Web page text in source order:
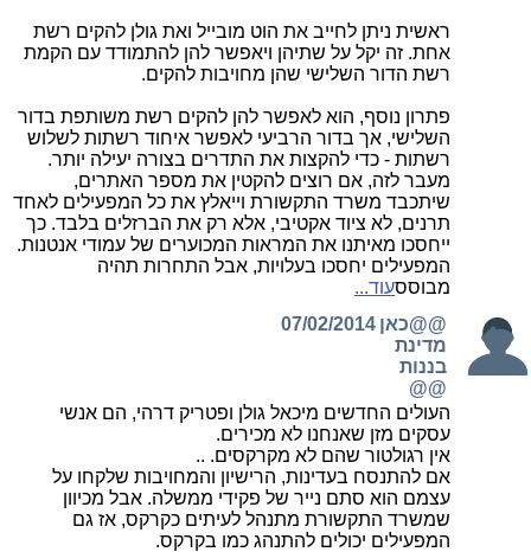
ראשית ניתן לחייב את הוט מובייל ואת גולן להקים רשת
אחת. זה יקל על שתיהן ויאפשר להן להתמודד עם הקמת
רשת הדור השלישי שהן מחויבות להקים.
פתרון נוסף, הוא לאפשר להן להקים רשת משותפת בדור
השלישי, אך בדור הרביעי לאפשר איחוד רשתות לשלוש
רשתות - כדי להקצות את התדרים בצורה יעילה יותר.
מעבר לזה, אם רוצים להקטין את מספר האתרים,
שיתכבד משרד התקשורת וייאלץ את כל המפעילים לאחד
תרנים, לא ציוד אקטיבי, אלא רק את הברזלים בלבד. כך
ייחסכו מאיתנו את המראות המכוערים של עמודי אנטנות.
המפעילים יחסכו בעלויות, אבל התחרות תהיה
מבוססעוד...
@@כאן
מדינת
בננות
@@
07/02/2014
העולים החדשים מיכאל גולן ופטריק דרהי, הם אנשי
עסקים מזן שאנחנו לא מכירים.
אין רגולטור שהם לא מקרקסים. ..
אם להתנסח בעדינות, הרישיון והמחויבות שלקחו על
עצמם הוא סתם נייר של פקידי ממשלה. אבל מכיוון
שמשרד התקשורת מתנהל לעיתים כקרקס, אז גם
המפעילים יכולים להתנהג כמו בקרקס.